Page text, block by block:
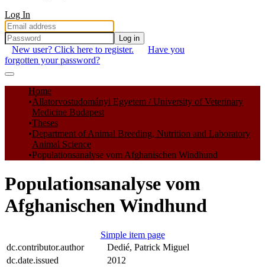
Log In
Log in
New user? Click here to register.
Have you
forgotten your password?
Communities & Collections
All of DSpace
Statistics
Home
Állatorvostudományi Egyetem / University of Veterinary
Medicine Budapest
Theses
Department of Animal Breeding, Nutrition and Laboratory
Animal Science
Populationsanalyse vom Afghanischen Windhund
Populationsanalyse vom
Afghanischen Windhund
Simple item page
dc.contributor.author
Dedié, Patrick Miguel
dc.date.issued
2012